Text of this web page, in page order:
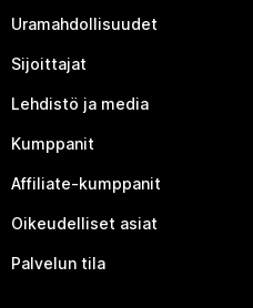
Uramahdollisuudet
Sijoittajat
Lehdistö ja media
Kumppanit
Affiliate-kumppanit
Oikeudelliset asiat
Palvelun tila